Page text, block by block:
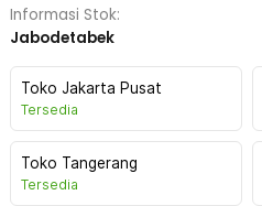
Informasi Stok:
Jabodetabek
Toko Jakarta Pusat
Tersedia
Toko Tangerang
Tersedia